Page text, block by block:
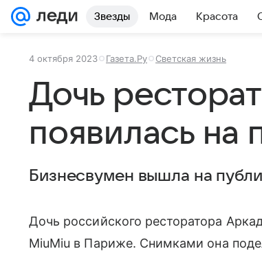
Звезды Мода Красота
4 октября 2023 Газета.Ру Светская жизнь
Дочь
появилась на
Бизнесвумен вышла на
Дочь российского ресторатора
MiuMiu в Париже. Снимками она